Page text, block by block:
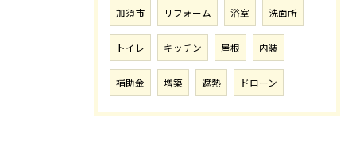
加須市 リフォーム 浴室 洗面所
トイレ キッチン 屋根 内装
補助金 増築 遮熱 ドローン